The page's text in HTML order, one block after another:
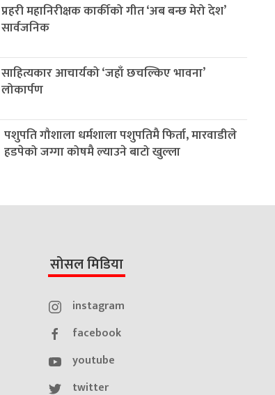
प्रहरी महानिरीक्षक कार्कीको गीत ‘अब बन्छ मेरो देश’
सार्वजनिक
साहित्यकार आचार्यको ‘जहाँ छचल्किए भावना’
लोकार्पण
पशुपति गौशाला धर्मशाला पशुपतिमै फिर्ता, मारवाडीले
हडपेको जग्गा कोषमै ल्याउने बाटो खुल्ला
सोसल मिडिया
instagram
facebook
youtube
twitter